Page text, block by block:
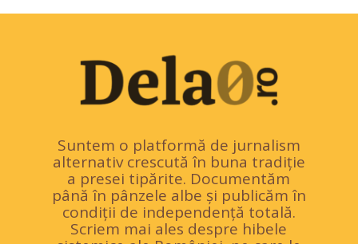
Suntem o platformă de jurnalism
alternativ crescută în buna tradiție
a presei tipărite. Documentăm
până în pânzele albe și publicăm în
condiții de independență totală.
Scriem mai ales despre hibele